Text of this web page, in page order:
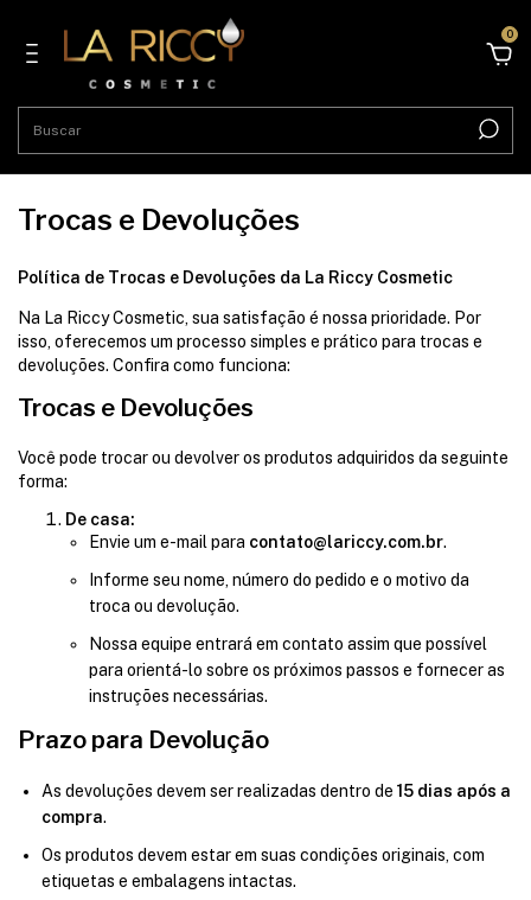
0
Trocas e Devoluções
Política de Trocas e Devoluções da La Riccy Cosmetic
Na La Riccy Cosmetic, sua satisfação é nossa prioridade. Por
isso, oferecemos um processo simples e prático para trocas e
devoluções. Confira como funciona:
Trocas e Devoluções
Você pode trocar ou devolver os produtos adquiridos da seguinte
forma:
De casa:
Envie um e-mail para contato@lariccy.com.br.
Informe seu nome, número do pedido e o motivo da
troca ou devolução.
Nossa equipe entrará em contato assim que possível
para orientá-lo sobre os próximos passos e fornecer as
instruções necessárias.
Prazo para Devolução
As devoluções devem ser realizadas dentro de 15 dias após a
compra.
Os produtos devem estar em suas condições originais, com
etiquetas e embalagens intactas.